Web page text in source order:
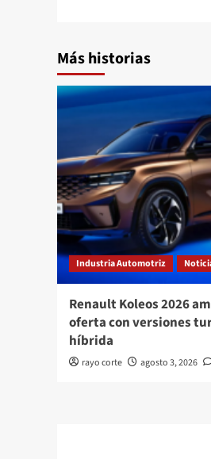
Más historias
Industria Automotriz
Renault Koleos 2026
oferta con versiones
híbrida
rayo corte agosto 3, 2026